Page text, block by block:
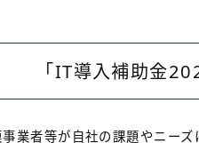
「IT導入補助金
業者等が自社の課題やニー